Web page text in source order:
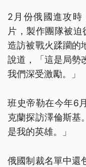
2月份俄國進攻時
片，製作團隊被迫
造訪被戰火蹂躪的
說道，「這是局勢
我們深受激勵。」
班史帝勒在今年6
克蘭探訪澤倫斯基
是我的英雄。」
俄國制裁名單中還